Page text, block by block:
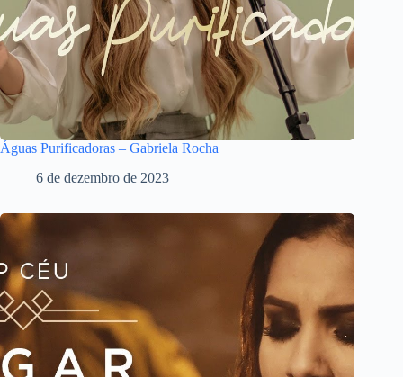
Águas Purificadoras – Gabriela Rocha
6 de dezembro de 2023